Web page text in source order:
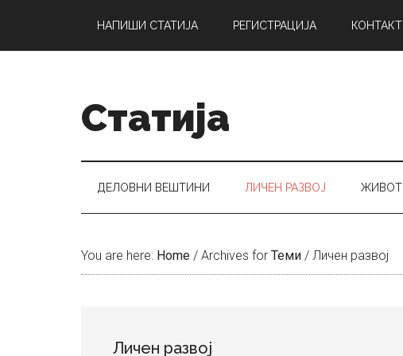
main
secondary
primary
НАПИШИ СТАТИЈА РЕГИСТРАЦИЈА КОНТАКТ
Статија
ДЕЛОВНИ ВЕШТИНИ ЛИЧЕН РАЗВОЈ ЖИВОТ
You are here: Home / Archives for Теми / Личен развој
Личен развој